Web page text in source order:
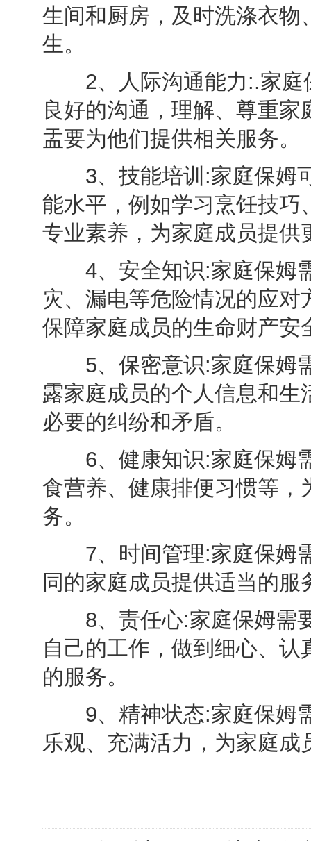
生间和厨房，及时洗涤衣
生。
2、人际沟通能力:.家庭
良好的沟通，理解、尊重
盂要为他们提供相关服务。
3、技能培训:家庭保姆
能水平，例如学习烹饪技
专业素养，为家庭成员提供
4、安全知识:家庭保姆
灾、漏电等危险情况的应
保障家庭成员的生命财产安
5、保密意识:家庭保姆
露家庭成员的个人信息和
必要的纠纷和矛盾。
6、健康知识:家庭保姆
食营养、健康排便习惯等
务。
7、时间管理:家庭保姆
同的家庭成员提供适当的
8、责任心:家庭保姆需
自己的工作，做到细心、
的服务。
9、精神状态:家庭保姆
乐观、充满活力，为家庭成